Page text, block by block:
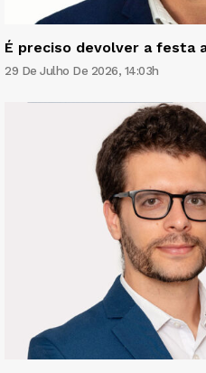
É preciso devolver a festa
29 De Julho De 2026, 14:03h